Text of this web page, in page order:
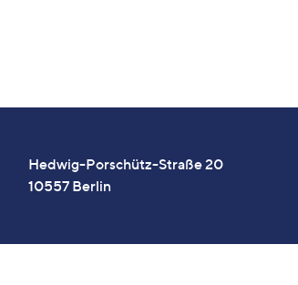
Hedwig-Porschütz-Straße 20
10557 Berlin